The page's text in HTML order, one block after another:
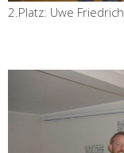
2.Platz: Uwe Friedrich